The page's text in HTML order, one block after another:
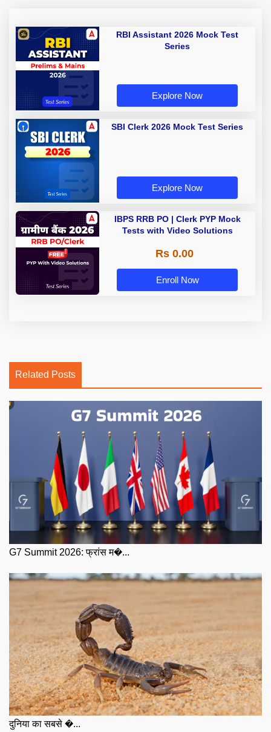
RBI Assistant 2026 Mock Test
Series
Explore Now
SBI Clerk 2026 Mock Test Series
Explore Now
IBPS RRB PO | Clerk PYP Mock
Tests with Video Solutions
Rs 0.00
Enroll Now
Related Posts
G7 Summit 2026: फ्रांस म�...
दुनिया का सबसे �...